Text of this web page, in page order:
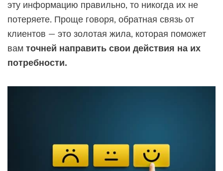
эту информацию правильно, то никогда их не
потеряете. Проще говоря, обратная связь от
клиентов — это золотая жила, которая поможет
вам точней направить свои действия на их
потребности.